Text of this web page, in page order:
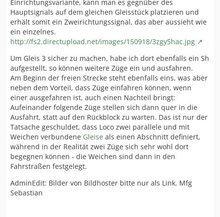
Einrichtungsvariante, kann man es gegnüber des
Hauptsignals auf dem gleichen Gleisstück platzieren und
erhält somit ein Zweirichtungssignal, das aber aussieht wie
ein einzelnes.
http://fs2.directupload.net/images/150918/3zgy5hac.jpg
Um Gleis 3 sicher zu machen, habe ich dort ebenfalls ein Sh
aufgestellt, so können weitere Züge ein und ausfahren.
Am Beginn der freien Strecke steht ebenfalls eins, was aber
neben dem Vorteil, dass Züge einfahren können, wenn
einer ausgefahren ist, auch einen Nachteil bringt:
Aufeinander folgende Züge stellen sich dann quer in die
Ausfahrt, statt auf den Rückblock zu warten. Das ist nur der
Tatsache geschuldet, dass Loco zwei parallele und mit
Weichen verbundene Gleise als einen Abschnitt definiert,
während in der Realität zwei Züge sich sehr wohl dort
begegnen können - die Weichen sind dann in den
Fahrstraßen festgelegt.
AdminEdit: Bilder von Bildhoster bitte nur als Link. Mfg
Sebastian